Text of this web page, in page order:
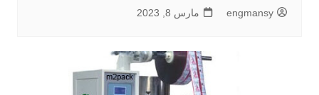
engmansy مارس 8, 2023